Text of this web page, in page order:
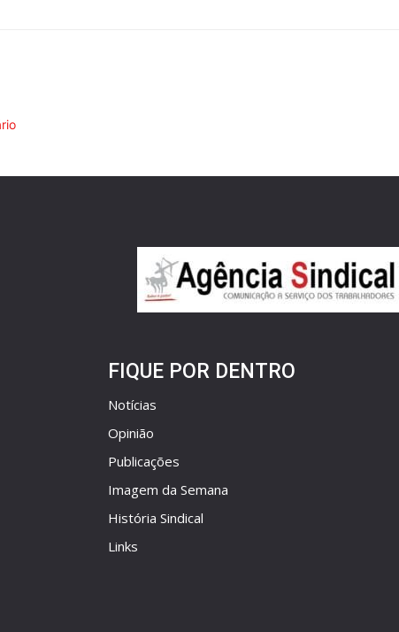
FIQUE POR DENTRO
Notícias
Opinião
Publicações
Imagem da Semana
História Sindical
Links